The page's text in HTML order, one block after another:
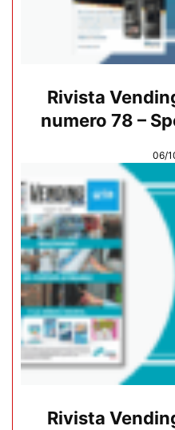
Rivista
numero 78 –
06/
Rivista